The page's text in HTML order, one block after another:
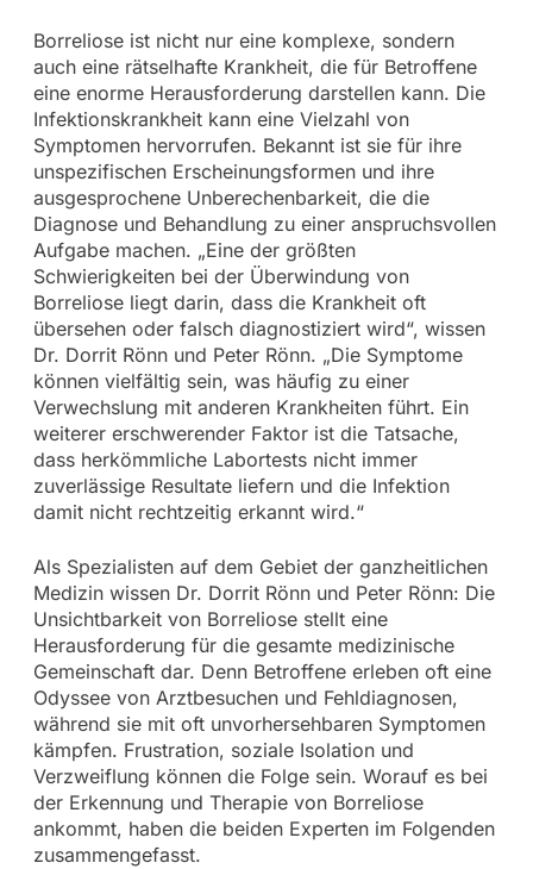
Borreliose ist nicht nur eine komplexe, sondern
auch eine rätselhafte Krankheit, die für Betroffene
eine enorme Herausforderung darstellen kann. Die
Infektionskrankheit kann eine Vielzahl von
Symptomen hervorrufen. Bekannt ist sie für ihre
unspezifischen Erscheinungsformen und ihre
ausgesprochene Unberechenbarkeit, die die
Diagnose und Behandlung zu einer anspruchsvollen
Aufgabe machen. „Eine der größten
Schwierigkeiten bei der Überwindung von
Borreliose liegt darin, dass die Krankheit oft
übersehen oder falsch diagnostiziert wird“, wissen
Dr. Dorrit Rönn und Peter Rönn. „Die Symptome
können vielfältig sein, was häufig zu einer
Verwechslung mit anderen Krankheiten führt. Ein
weiterer erschwerender Faktor ist die Tatsache,
dass herkömmliche Labortests nicht immer
zuverlässige Resultate liefern und die Infektion
damit nicht rechtzeitig erkannt wird.“
Als Spezialisten auf dem Gebiet der ganzheitlichen
Medizin wissen Dr. Dorrit Rönn und Peter Rönn: Die
Unsichtbarkeit von Borreliose stellt eine
Herausforderung für die gesamte medizinische
Gemeinschaft dar. Denn Betroffene erleben oft eine
Odyssee von Arztbesuchen und Fehldiagnosen,
während sie mit oft unvorhersehbaren Symptomen
kämpfen. Frustration, soziale Isolation und
Verzweiflung können die Folge sein. Worauf es bei
der Erkennung und Therapie von Borreliose
ankommt, haben die beiden Experten im Folgenden
zusammengefasst.